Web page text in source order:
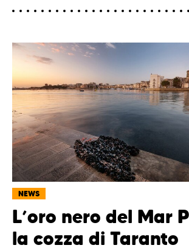
NEWS
L’oro nero del Mar
la cozza di Taranto